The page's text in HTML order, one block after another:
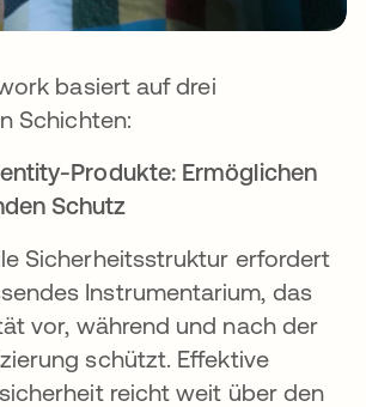
basiert auf drei
Schichten:
Produkte: Ermöglichen
Schutz
Sicherheitsstruktur erfordert
Instrumentarium, das
vor, während und nach der
schützt. Effektive
reicht weit über den